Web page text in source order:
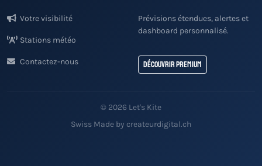
Votre visibilité
Stations météo
Contactez-nous
Prévisions étendues, alertes et
dashboard personnalisé.
Découvrir Premium
© 2026 Let's Kite
Swiss Made by createurdigital.ch